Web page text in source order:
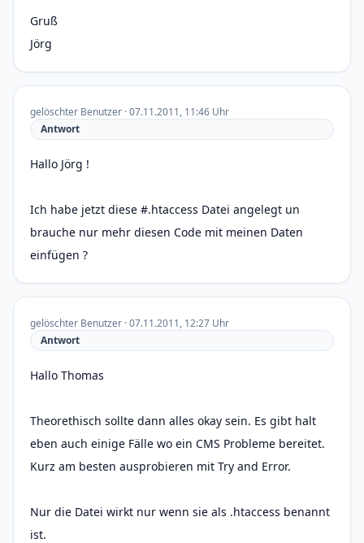
Gruß
Jörg
gelöschter Benutzer · 07.11.2011, 11:46 Uhr
Antwort
Hallo Jörg !
Ich habe jetzt diese #.htaccess Datei angelegt un
brauche nur mehr diesen Code mit meinen Daten
einfügen ?
gelöschter Benutzer · 07.11.2011, 12:27 Uhr
Antwort
Hallo Thomas
Theorethisch sollte dann alles okay sein. Es gibt halt
eben auch einige Fälle wo ein CMS Probleme bereitet.
Kurz am besten ausprobieren mit Try and Error.
Nur die Datei wirkt nur wenn sie als .htaccess benannt
ist.